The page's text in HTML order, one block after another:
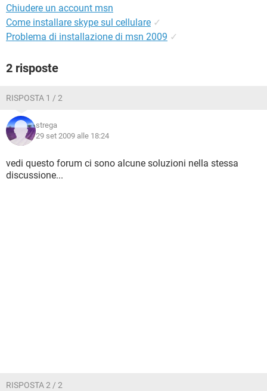
Chiudere un account msn
Come installare skype sul cellulare ✓
Problema di installazione di msn 2009 ✓
2 risposte
RISPOSTA 1 / 2
strega
29 set 2009 alle 18:24
vedi questo forum ci sono alcune soluzioni nella stessa
discussione...
RISPOSTA 2 / 2